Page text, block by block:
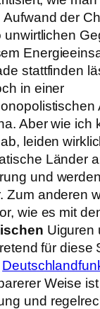
Aufwand der
unwirtlichen
stattfinden
in einer
Aber wie ich
leiden
Länder
und
Zum anderen
wie es mit
Uiguren
für diese
Weise
und